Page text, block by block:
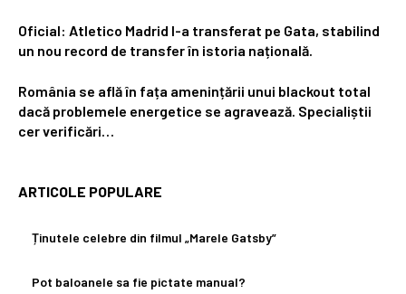
Oficial: Atletico Madrid l-a transferat pe Gata, stabilind
un nou record de transfer în istoria națională.
România se află în fața amenințării unui blackout total
dacă problemele energetice se agravează. Specialiștii
cer verificări…
ARTICOLE POPULARE
Ținutele celebre din filmul „Marele Gatsby”
Pot baloanele sa fie pictate manual?